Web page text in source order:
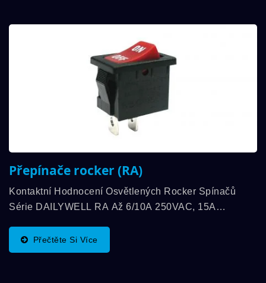
Přepínače rocker (RA)
Kontaktní Hodnocení Osvětlených Rocker Spínačů
Série DAILYWELL RA Až 6/10A 250VAC, 15A
Dispozici Funkce SPST, SPDT. Teplotní Rozsah
Skladování...
Přečtěte Si Více